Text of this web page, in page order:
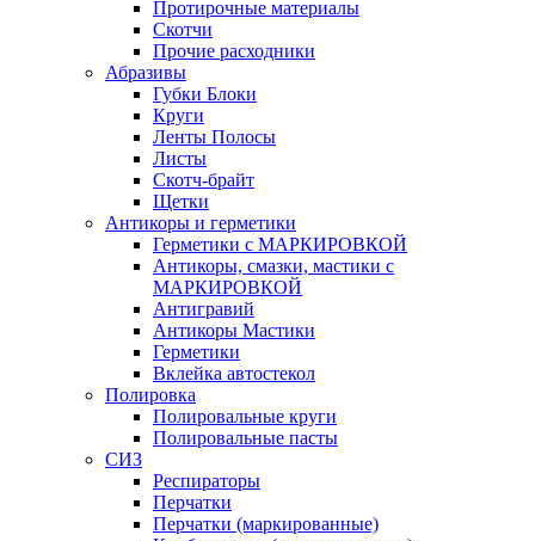
Протирочные материалы
Скотчи
Прочие расходники
Абразивы
Губки Блоки
Круги
Ленты Полосы
Листы
Скотч-брайт
Щетки
Антикоры и герметики
Герметики с МАРКИРОВКОЙ
Антикоры, смазки, мастики с
МАРКИРОВКОЙ
Антигравий
Антикоры Мастики
Герметики
Вклейка автостекол
Полировка
Полировальные круги
Полировальные пасты
СИЗ
Респираторы
Перчатки
Перчатки (маркированные)